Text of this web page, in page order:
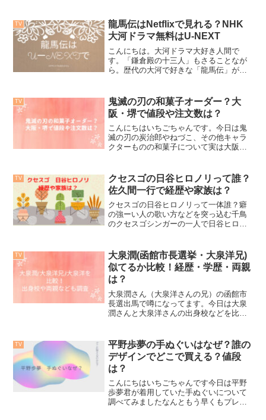
ジーンズです。綾瀬はるかのジーンズデ
ニムサイズは２５インチ綾...
TV
龍馬伝はNetflixで見れる？NHK
大河ドラマ無料はU-NEXT
こんにちは。大河ドラマ大好き人間で
す。「鎌倉殿の十三人」もさることなが
ら。歴代の大河で好きな「龍馬伝」が
は見れませんでした。では、どこで1話か
ら全て見れる...
TV
鬼滅の刃の和菓子オーダー？大
阪・堺で値段や注文数は？
こんにちはいちごちゃんです。今日は鬼
滅の刃の炭治郎やねづこ、その他キャラ
クターものの和菓子について実は大阪・
よ。もしご興味おありの方はこちらのほ
うに連絡して相談してみて...
TV
クセスゴの日谷ヒロノリって誰？
佐久間一行で経歴や家族は？
クセスゴの日谷ヒロノリって一体誰？癖
の強ーい人の歌い方などを突っ込む千鳥
のクセスゴシンガーの一人で日谷ヒロノ
吉本のピン芸人で吉本興業でM-1グランプ
リ(2011)で優勝...
TV
大泉潤(函館市長選挙・大泉洋兄)
似てるか比較！経歴・学歴・両親
は？
大泉潤さん（大泉洋さんの兄）の函館市
長選出馬で噂になってます。今日は大泉
潤さんと大泉洋さんの出身校などを比較
また、GLAYとの関係も気になります。詳
しくはあわせ読みたいも...
TV
平野歩夢の手ぬぐいはなぜ？誰の
デザインでどこで買える？値段
は？
こんにちはいちごちゃんです今日は平野
歩夢君が着用していた手ぬぐいについて
調べてみましたなんともう早くもプレミ